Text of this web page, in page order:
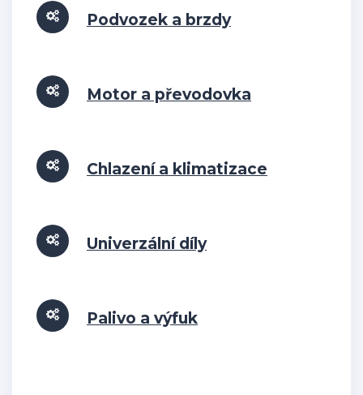
Podvozek a brzdy
Motor a převodovka
Chlazení a klimatizace
Univerzální díly
Palivo a výfuk